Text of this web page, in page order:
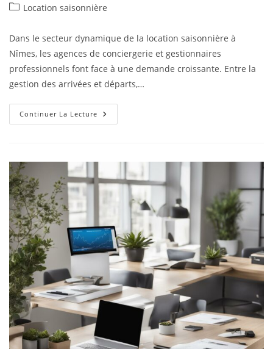
Location saisonnière
Dans le secteur dynamique de la location saisonnière à
Nîmes, les agences de conciergerie et gestionnaires
professionnels font face à une demande croissante. Entre la
gestion des arrivées et départs,…
Continuer La Lecture